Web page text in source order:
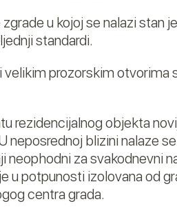
u kojoj se nalazi stan
standardi.
prozorskim otvorima
rezidencijalnog objekta
neposrednoj blizini nalaze
neophodni za svakodnevni
u potpunosti izolovana od
centra grada.